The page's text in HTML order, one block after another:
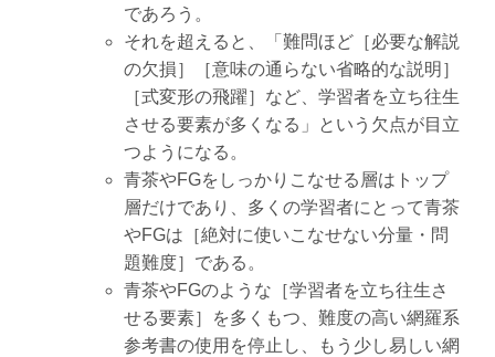
であろう。
それを超えると、「難問ほど［必要な解説
の欠損］［意味の通らない省略的な説明］
［式変形の飛躍］など、学習者を立ち往生
させる要素が多くなる」という欠点が目立
つようになる。
青茶やFGをしっかりこなせる層はトップ
層だけであり、多くの学習者にとって青茶
やFGは［絶対に使いこなせない分量・問
題難度］である。
青茶やFGのような［学習者を立ち往生さ
せる要素］を多くもつ、難度の高い網羅系
参考書の使用を停止し、もう少し易しい網